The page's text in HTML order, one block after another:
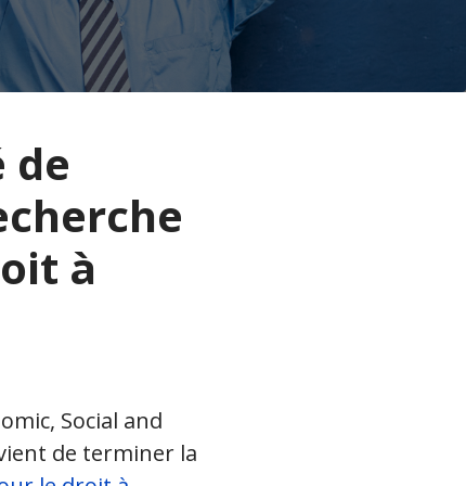
de
à
Social and
de terminer la